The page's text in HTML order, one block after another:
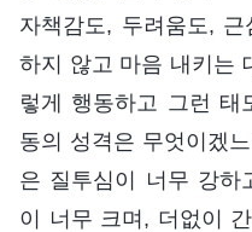
자책감도, 두려움도,
하지 않고 마음 내키는
렇게 행동하고 그런 태
동의 성격은 무엇이겠
은 질투심이 너무 강하
이 너무 크며, 더없이